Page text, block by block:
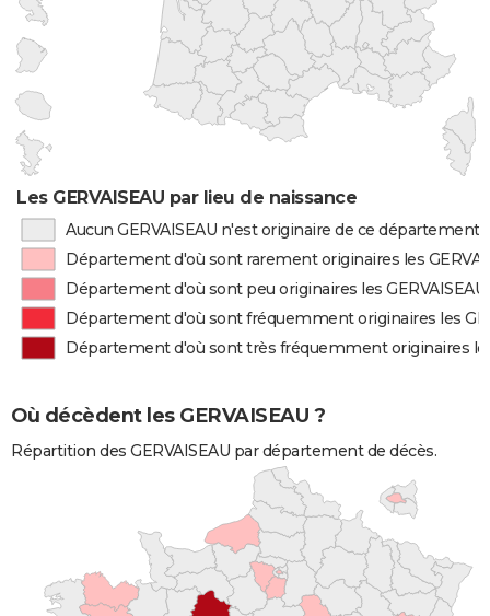
Les GERVAISEAU par lieu de naissance
Aucun GERVAISEAU n'est originaire de ce département
Département d'où sont rarement originaires les
Département d'où sont peu originaires les GERVAISEAU
Département d'où sont fréquemment originaires les
Département d'où sont très fréquemment originaires les
Où décèdent les GERVAISEAU ?
Répartition des GERVAISEAU par département de décès.